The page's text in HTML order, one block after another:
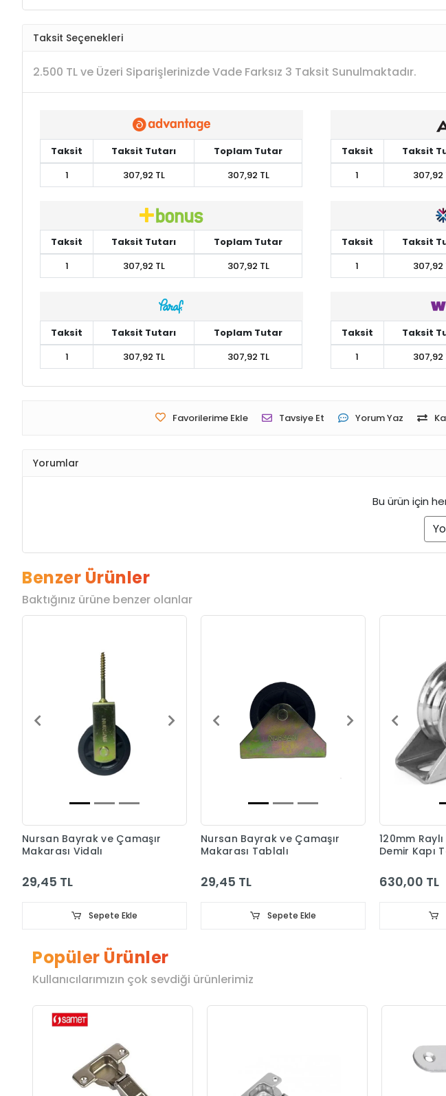
Taksit Seçenekleri
2.500 TL ve Üzeri Siparişlerinizde Vade Farksız 3 Taksit Sunulmaktadır.
Taksit Taksit Tutarı
Toplam Tutar
1
307,92 TL 307,92 TL
Taksit Taksit
1
307,92
Taksit Taksit Tutarı
Toplam Tutar
1
307,92 TL 307,92 TL
Taksit Taksit
1
307,92
Taksit Taksit Tutarı
Toplam Tutar
1
307,92 TL 307,92 TL
Taksit Taksit
1
307,92
Favorilerime Ekle Tavsiye Et Yorum Yaz
Yorumlar
Bu ürün için
Benzer Ürünler
Baktığınız ürüne benzer olanlar
Nursan Bayrak ve Çamaşır
Makarası Vidalı
29,45 TL
Sepete Ekle
Nursan Bayrak ve Çamaşır
Makarası Tablalı
29,45 TL
Sepete Ekle
120mm
Demir Kapı
630,00 TL
Popüler Ürünler
Kullanıcılarımızın çok sevdiği ürünlerimiz